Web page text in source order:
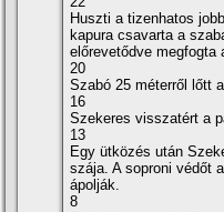
Huszti a tizenhatos
kapura csavarta a
előrevetődve megfogta
20
Szabó 25 méterről lőtt
16
Szekeres visszatért a
13
Egy ütközés után
szája. A soproni védőt
ápolják.
8